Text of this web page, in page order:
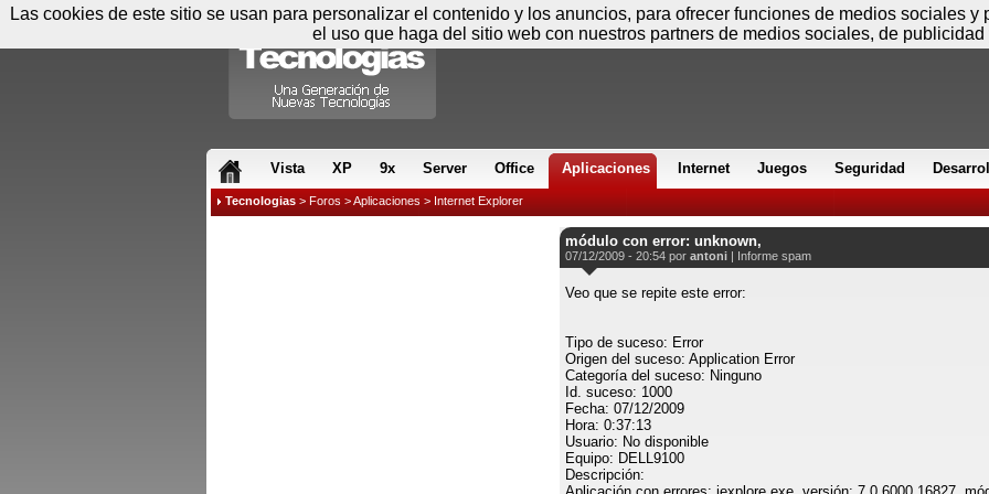
Vista XP 9x Server Office Aplicaciones Internet Juegos Seguridad
Tecnologias > Foros >Aplicaciones > Internet Explorer
módulo con error: unknown,
07/12/2009 - 20:54 por antoni | Informe spam
Veo que se repite este error:
Tipo de suceso: Error
Origen del suceso: Application Error
Categoría del suceso: Ninguno
Id. suceso: 1000
Fecha: 07/12/2009
Hora: 0:37:13
Usuario: No disponible
Equipo: DELL9100
Descripción:
Las cookies de este sitio se usan para personalizar el contenido y los anuncios, para ofrecer funciones de medios sociales
el uso que haga del sitio web con nuestros partners de medios sociales, de